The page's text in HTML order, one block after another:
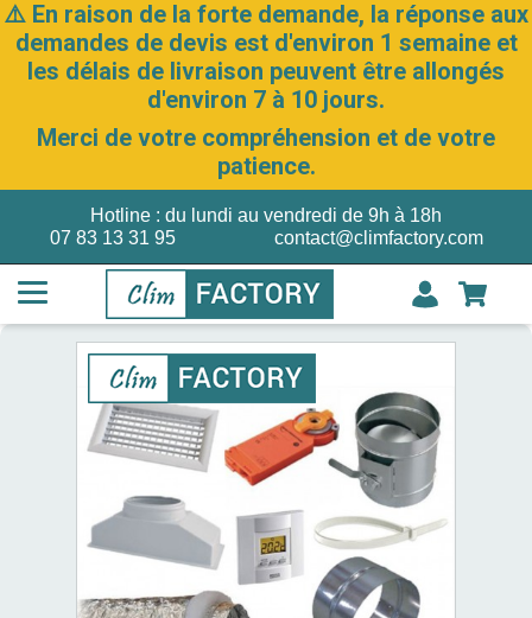
⚠️ En raison de la forte demande, la réponse aux
demandes de devis est d'environ 1 semaine et
les délais de livraison peuvent être allongés
d'environ 7 à 10 jours.
Merci de votre compréhension et de votre
patience.
07 83 13 31 95
Hotline : du lundi au vendredi de 9h à 18h
contact@climfactory.com